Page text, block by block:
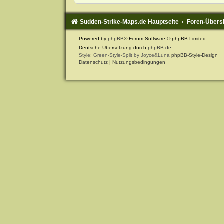
Sudden-Strike-Maps.de Hauptseite Foren-
Powered by phpBB® Forum Software © phpBB Limited
Deutsche Übersetzung durch phpBB.de
Style: Green-Style-Split by Joyce&Luna phpBB-Style-Design
Datenschutz | Nutzungsbedingungen